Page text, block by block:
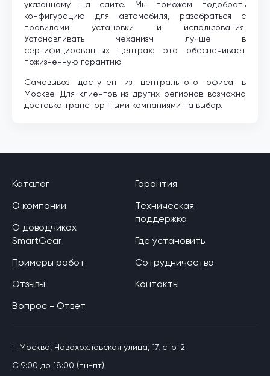
указанному на сайте. Мы поможем подобрать
конфигурацию для автомобиля, разобраться с
правилами установки и использования.
Устанавливать механизм лучше в
сертифицированных центрах: это обеспечивает
пожизненную гарантию.
Самовывоз доступен из центрального офиса в
Москве. Для клиентов из других регионов возможна
доставка транспортными компаниями на выбор.
Каталог
О компании
О доводчиках
SmartGear
Примеры работ
Отзывы
Вопрос - Ответ
Гарантия
Техническая
поддержка
Где установить
Сотрудничество
Контакты
г. Москва, Новохохловская улица, 17, стр. 2
C 9:00 до 18:00 (пн-пт)